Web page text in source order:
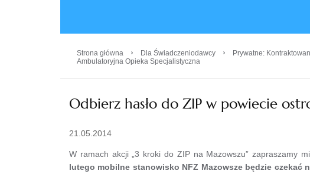
Strona główna › Dla Świadczeniodawcy › Prywatne:
Ambulatoryjna Opieka Specjalistyczna
Odbierz hasło do ZIP w powiecie
21.05.2014
W ramach akcji „3 kroki do ZIP na Mazowszu” zapraszamy
lutego mobilne stanowisko NFZ Mazowsze będzie czekać